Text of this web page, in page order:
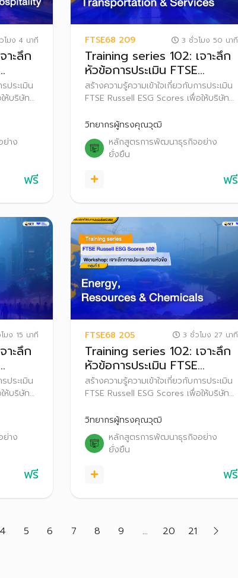
โมง 4 นาที
าะลึก
ประเมิน
ห้บริษัท
ตั้งแต่ปี
าง
ฟรี
FTSE68 209 3 ชั่วโมง 50 นาที
Training series 102: เจาะลึก
หัวข้อการประเมิน FTSE
Russell ESG Scores 2025
สร้างความรู้ความเข้าใจเกี่ยวกับการประเมิน
FTSE Russell ESG Scores เพื่อให้บริษัท
ก่อนที่จะเริ่มประกาศผลการประเมิน FTSE
Russell ESG Scores สู่สาธารณะ ตั้งแต่ปี
2569 เป็นต้นไป
วิทยากรผู้ทรงคุณวุฒิ
หลักสูตรการพัฒนาธุรกิจอย่าง
ยั่งยืน
ฟรี
มง 15 นาที
าะลึก
ประเมิน
ห้บริษัท
ตั้งแต่ปี
าง
ฟรี
FTSE68 205 3 ชั่วโมง 27 นาที
Training series 102: เจาะลึก
หัวข้อการประเมิน FTSE
Russell ESG Scores 2025
สร้างความรู้ความเข้าใจเกี่ยวกับการประเมิน
FTSE Russell ESG Scores เพื่อให้บริษัท
ก่อนที่จะเริ่มประกาศผลการประเมิน FTSE
Russell ESG Scores สู่สาธารณะ ตั้งแต่ปี
2569 เป็นต้นไป
วิทยากรผู้ทรงคุณวุฒิ
หลักสูตรการพัฒนาธุรกิจอย่าง
ยั่งยืน
ฟรี
4 5 6 7 8 9 ... 20 21